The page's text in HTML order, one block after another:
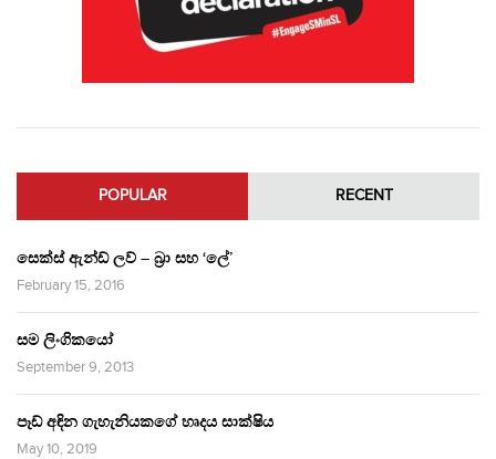
POPULAR RECENT
සෙක්ස් ඇන්ඩ් ලව් – බ්‍රා සහ ‘ලේ’
February 15, 2016
සම ලිංගිකයෝ
September 9, 2013
පෑඩ් අඳින ගැහැනියකගේ හෘදය සාක්ෂිය
May 10, 2019